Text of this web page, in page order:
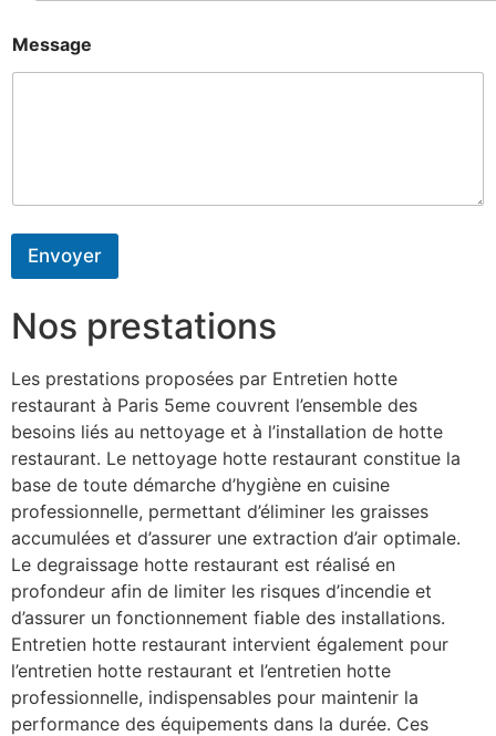
Message
Envoyer
Nos prestations
Les prestations proposées par Entretien hotte
restaurant à Paris 5eme couvrent l’ensemble des
besoins liés au nettoyage et à l’installation de hotte
restaurant. Le nettoyage hotte restaurant constitue la
base de toute démarche d’hygiène en cuisine
professionnelle, permettant d’éliminer les graisses
accumulées et d’assurer une extraction d’air optimale.
Le degraissage hotte restaurant est réalisé en
profondeur afin de limiter les risques d’incendie et
d’assurer un fonctionnement fiable des installations.
Entretien hotte restaurant intervient également pour
l’entretien hotte restaurant et l’entretien hotte
professionnelle, indispensables pour maintenir la
performance des équipements dans la durée. Ces